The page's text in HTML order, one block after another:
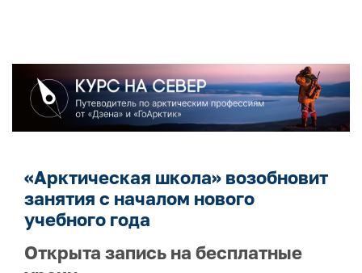
«Арктическая школа» возобновит
занятия с началом нового
учебного года
Открыта запись на бесплатные